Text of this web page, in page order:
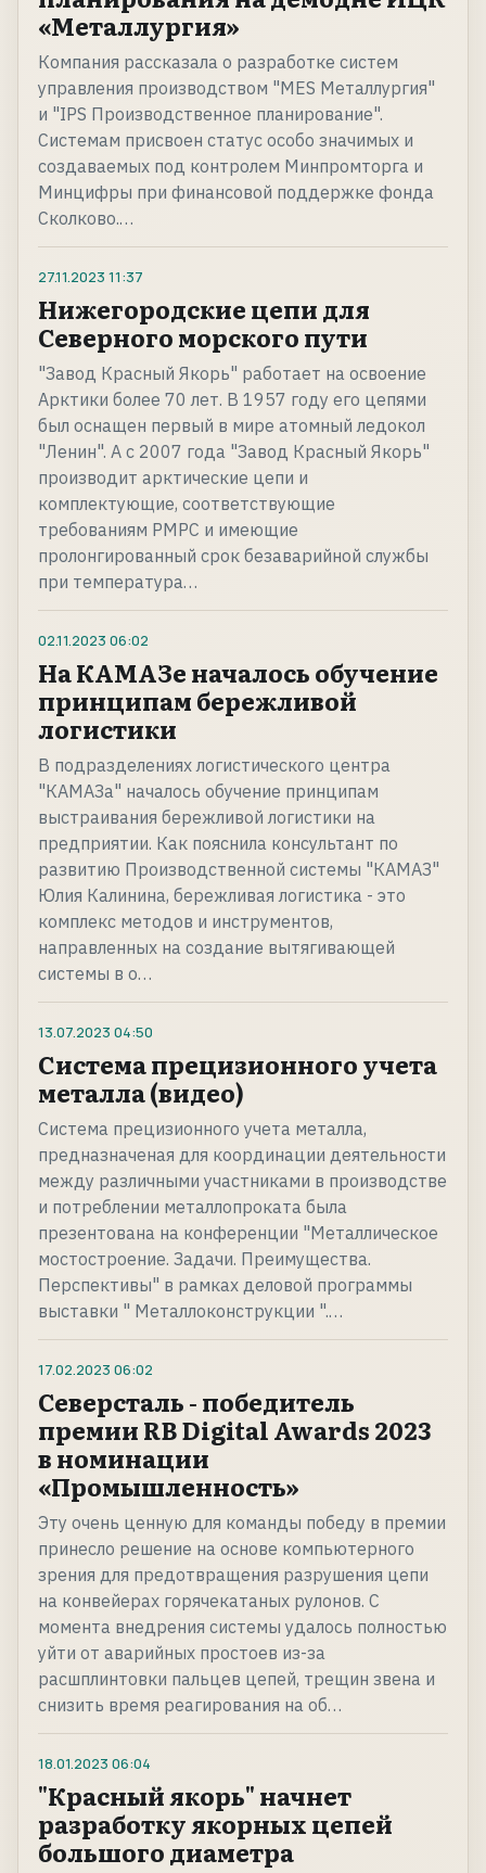
«Металлургия»
Компания рассказала о разработке систем
управления производством "MES Металлургия"
и "IPS Производственное планирование".
Системам присвоен статус особо значимых и
создаваемых под контролем Минпромторга и
Минцифры при финансовой поддержке фонда
Сколково.…
27.11.2023 11:37
Нижегородские цепи для
Северного морского пути
"Завод Красный Якорь" работает на освоение
Арктики более 70 лет. В 1957 году его цепями
был оснащен первый в мире атомный ледокол
"Ленин". А с 2007 года "Завод Красный Якорь"
производит арктические цепи и
комплектующие, соответствующие
требованиям РМРС и имеющие
пролонгированный срок безаварийной службы
при температура…
02.11.2023 06:02
На КАМАЗе началось обучение
принципам бережливой
логистики
В подразделениях логистического центра
"КАМАЗа" началось обучение принципам
выстраивания бережливой логистики на
предприятии. Как пояснила консультант по
развитию Производственной системы "КАМАЗ"
Юлия Калинина, бережливая логистика - это
комплекс методов и инструментов,
направленных на создание вытягивающей
системы в о…
13.07.2023 04:50
Система прецизионного учета
металла (видео)
Система прецизионного учета металла,
предназначеная для координации деятельности
между различными участниками в производстве
и потреблении металлопроката была
презентована на конференции "Металлическое
мостостроение. Задачи. Преимущества.
Перспективы" в рамках деловой программы
выставки " Металлоконструкции ".…
17.02.2023 06:02
Северсталь - победитель
премии RB Digital Awards 2023
в номинации
«Промышленность»
Эту очень ценную для команды победу в премии
принесло решение на основе компьютерного
зрения для предотвращения разрушения цепи
на конвейерах горячекатаных рулонов. С
момента внедрения системы удалось полностью
уйти от аварийных простоев из-за
расшплинтовки пальцев цепей, трещин звена и
снизить время реагирования на об…
18.01.2023 06:04
"Красный якорь" начнет
разработку якорных цепей
большого диаметра